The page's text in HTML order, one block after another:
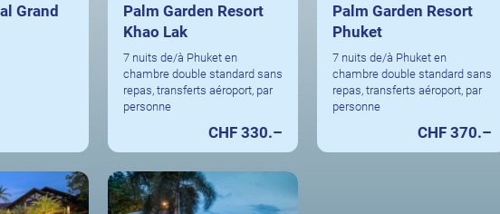
Grand
Palm Garden Resort
Khao Lak
7 nuits de/à Phuket en
chambre double standard sans
repas, transferts aéroport, par
personne
CHF 330.–
Palm Garden Resort
Phuket
7 nuits de/à Phuket en
chambre double standard sans
repas, transferts aéroport, par
personne
CHF 370.–